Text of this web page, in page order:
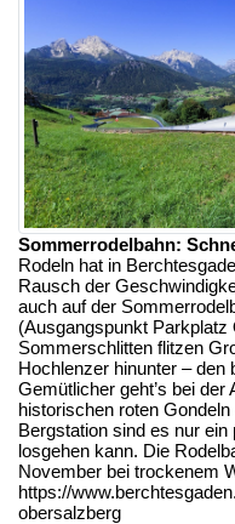
Sommerrodelbahn:
Rodeln hat in
Rausch der
auch auf der
(Ausgangspunkt
Sommerschlitten flitzen
Hochlenzer hinunter –
Gemütlicher geht’s bei
historischen roten
Bergstation sind es nur
losgehen kann. Die
November bei trockenem
https://
obersalzberg